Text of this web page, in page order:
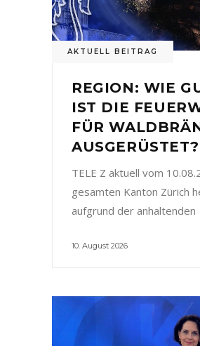
AKTUELL BEITRAG
REGION: WIE
IST DIE
FÜR
AUSGERÜSTET?
TELE Z aktuell vom
gesamten Kanton Zürich
aufgrund der anhaltenden
10. August 2026